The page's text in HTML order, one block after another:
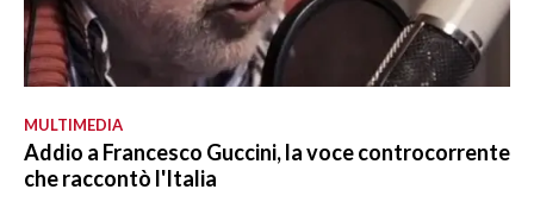
MULTIMEDIA
Addio a Francesco Guccini, la voce controcorrente
che raccontò l'Italia